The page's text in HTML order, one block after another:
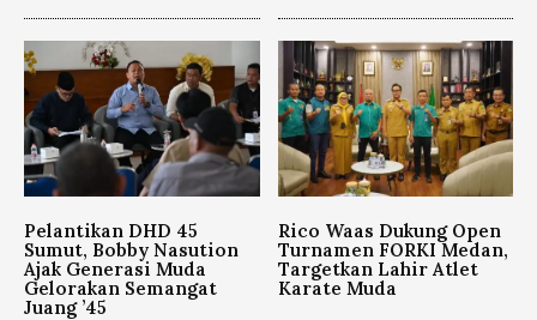
Pelantikan DHD 45
Sumut, Bobby Nasution
Ajak Generasi Muda
Gelorakan Semangat
Juang ’45
Rico Waas Dukung Open
Turnamen FORKI Medan,
Targetkan Lahir Atlet
Karate Muda